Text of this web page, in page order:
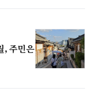
, 주민은